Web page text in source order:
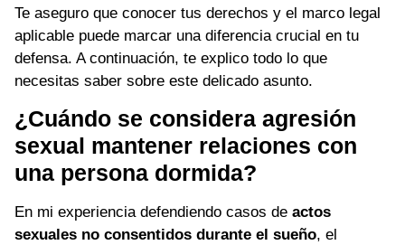
Te aseguro que conocer tus derechos y el marco legal
aplicable puede marcar una diferencia crucial en tu
defensa. A continuación, te explico todo lo que
necesitas saber sobre este delicado asunto.
¿Cuándo se considera agresión
sexual mantener relaciones con
una persona dormida?
En mi experiencia defendiendo casos de actos
sexuales no consentidos durante el sueño, el